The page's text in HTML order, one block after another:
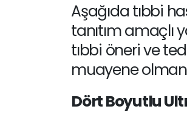
Aşağıda tıbbi
tanıtım amaçlı
tıbbi öneri ve
muayene
Dört Boyutlu